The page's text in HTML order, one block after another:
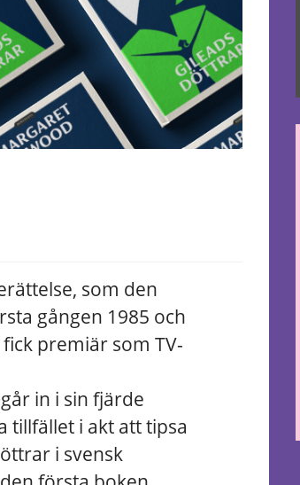
som den
gången 1985 och
premiär som TV-
in i sin fjärde
tillfället i akt att tipsa
i svensk